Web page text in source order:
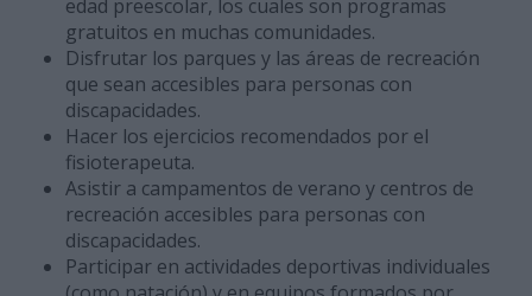
edad preescolar, los cuales son programas
gratuitos en muchas comunidades.
Disfrutar los parques y las áreas de recreación
que sean accesibles para personas con
discapacidades.
Hacer los ejercicios recomendados por el
fisioterapeuta.
Asistir a campamentos de verano y centros de
recreación accesibles para personas con
discapacidades.
Participar en actividades deportivas individuales